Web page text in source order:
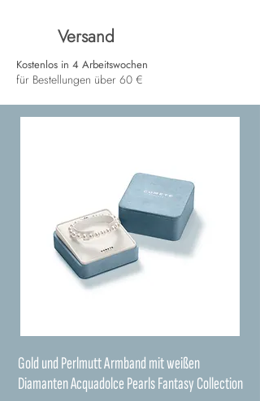
Versand
Kostenlos in 4 Arbeitswochen
für Bestellungen über 60 €
Gold und Perlmutt Armband mit weißen
Diamanten Acquadolce Pearls Fantasy Collection